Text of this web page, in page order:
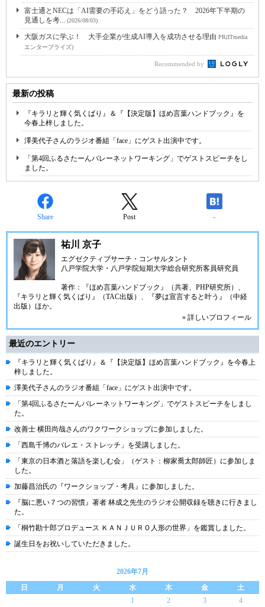
富士通とNECは「AI需要の手応え」をどう語った？ 2026年下半期の
見通しを考... (2026/08/03)
大阪ガスに学ぶ！ 大手企業が生成AI導入を成功させる理由 PR(ITmedia
エンタープライズ)
Recommended by
最新の投稿
『キラリと輝く気くばり』＆『【決定版】ほめ言葉ハンドブック』を
今春上梓しました。
澤美代子さんのラジオ番組「face」にゲスト出演中です。
「第4回ふるさたーんバレーネットワーキング」でゲストスピーチをし
ました。
Share Post -
祐川 京子
エグゼクティブサーチ・コンサルタント
八戸学院大学・八戸学院短期大学総合研究所客員研究員
著作：『ほめ言葉ハンドブック』（共著、PHP研究所）、
『キラリと輝く気くばり』（TAC出版）、『夢は宣言すると叶う』（中経
出版）ほか。
» 詳しいプロフィール
最近のエントリー
『キラリと輝く気くばり』＆『【決定版】ほめ言葉ハンドブック』を今春上
梓しました。
澤美代子さんのラジオ番組「face」にゲスト出演中です。
「第4回ふるさたーんバレーネットワーキング」でゲストスピーチをしまし
た。
改善士 横田尚哉さんのワクワークショップに参加しました。
「西島千博のバレエ・ストレッチ」を受講しました。
「東京の日本酒と落語を楽しむ会」（ゲスト：柳家喬太郎師匠）に参加しま
した。
加藤昌治氏の『ワークショップ・考具』に参加しました。
『脳に悪い７つの習慣』著者 林成之先生のラジオ公開収録を聴きに行きまし
た。
「桐竹勘十郎プロデュース ＫＡＮＪＵＲＯ人形の世界」を鑑賞しました。
誕生日をお祝いしていただきました。
2026年7月
日
月 火 水 木 金
土
1
2 3
4